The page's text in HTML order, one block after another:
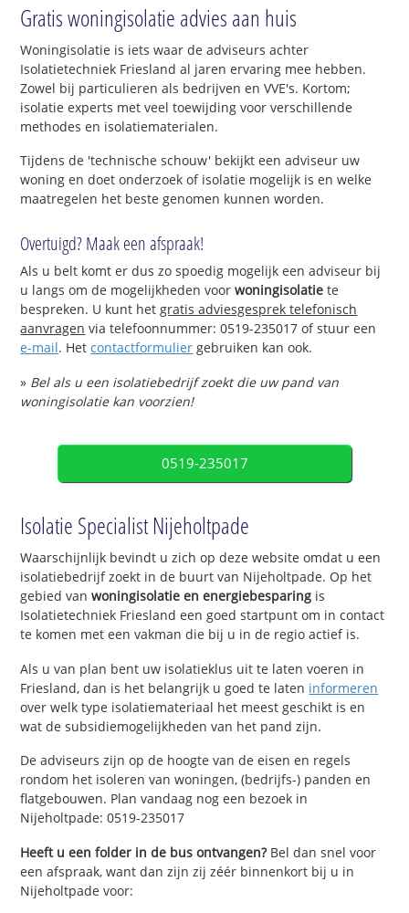
Gratis woningisolatie advies aan huis
Woningisolatie is iets waar de adviseurs achter
Isolatietechniek Friesland al jaren ervaring mee hebben.
Zowel bij particulieren als bedrijven en VVE's. Kortom;
isolatie experts met veel toewijding voor verschillende
methodes en isolatiematerialen.
Tijdens de 'technische schouw' bekijkt een adviseur uw
woning en doet onderzoek of isolatie mogelijk is en welke
maatregelen het beste genomen kunnen worden.
Overtuigd? Maak een afspraak!
Als u belt komt er dus zo spoedig mogelijk een adviseur bij
u langs om de mogelijkheden voorwoningisolatie te
bespreken. U kunt hetgratis adviesgesprek telefonisch
aanvragen via telefoonnummer: 0519-235017 of stuur een
e-mail. Hetcontactformulier gebruiken kan ook.
» Bel als u een isolatiebedrijf zoekt die uw pand van
woningisolatie kan voorzien!
0519-235017
Isolatie Specialist Nijeholtpade
Waarschijnlijk bevindt u zich op deze website omdat u een
isolatiebedrijf zoekt in de buurt van Nijeholtpade. Op het
gebied vanwoningisolatie en energiebesparing is
Isolatietechniek Friesland een goed startpunt om in contact
te komen met een vakman die bij u in de regio actief is.
Als u van plan bent uw isolatieklus uit te laten voeren in
Friesland, dan is het belangrijk u goed te laten informeren
over welk type isolatiemateriaal het meest geschikt is en
wat de subsidiemogelijkheden van het pand zijn.
De adviseurs zijn op de hoogte van de eisen en regels
rondom het isoleren van woningen, (bedrijfs-) panden en
flatgebouwen. Plan vandaag nog een bezoek in
Nijeholtpade: 0519-235017
Heeft u een folder in de bus ontvangen?Bel dan snel voor
een afspraak, want dan zijn zij zéér binnenkort bij u in
Nijeholtpade voor: